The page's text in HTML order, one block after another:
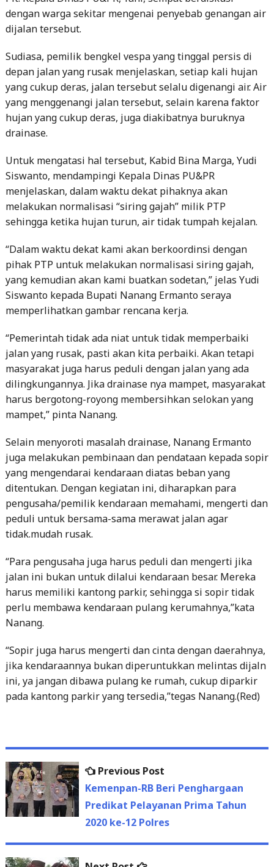
dengan warga sekitar mengenai penyebab genangan air
dijalan tersebut.
Sudiasa, pemilik bengkel vespa yang tinggal persis di
depan jalan yang rusak menjelaskan, setiap kali hujan
yang cukup deras, jalan tersebut selalu digenangi air. Air
yang menggenangi jalan tersebut, selain karena faktor
hujan yang cukup deras, juga diakibatnya buruknya
drainase.
Untuk mengatasi hal tersebut, Kabid Bina Marga, Yudi
Siswanto, mendampingi Kepala Dinas PU&PR
menjelaskan, dalam waktu dekat pihaknya akan
melakukan normalisasi “siring gajah” milik PTP
sehingga ketika hujan turun, air tidak tumpah kejalan.
“Dalam waktu dekat kami akan berkoordinsi dengan
pihak PTP untuk melakukan normalisasi siring gajah,
yang kemudian akan kami buatkan sodetan,” jelas Yudi
Siswanto kepada Bupati Nanang Ermanto seraya
memperlihatkan gambar rencana kerja.
“Pemerintah tidak ada niat untuk tidak memperbaiki
jalan yang rusak, pasti akan kita perbaiki. Akan tetapi
masyarakat juga harus peduli dengan jalan yang ada
dilingkungannya. Jika drainase nya mampet, masyarakat
harus bergotong-royong membersihkan selokan yang
mampet,” pinta Nanang.
Selain menyoroti masalah drainase, Nanang Ermanto
juga melakukan pembinaan dan pendataan kepada sopir
yang mengendarai kendaraan diatas beban yang
ditentukan. Dengan kegiatan ini, diharapkan para
pengusaha/pemilik kendaraan memahami, mengerti dan
peduli untuk bersama-sama merawat jalan agar
tidak.mudah rusak.
“Para pengusaha juga harus peduli dan mengerti jika
jalan ini bukan untuk dilalui kendaraan besar. Mereka
harus memiliki kantong parkir, sehingga si sopir tidak
perlu membawa kendaraan pulang kerumahnya,”kata
Nanang.
“Sopir juga harus mengerti dan cinta dengan daerahnya,
jika kendaraannya bukan diperuntukkan melintas dijaln
ini, ya jangan dibawa pulang ke rumah, cukup diparkir
pada kantong parkir yang tersedia,”tegas Nanang.(Red)
Post
navigation
Previous Post
post:
Kemenpan-RB Beri Penghargaan
Predikat Pelayanan Prima Tahun
2020 ke-12 Polres